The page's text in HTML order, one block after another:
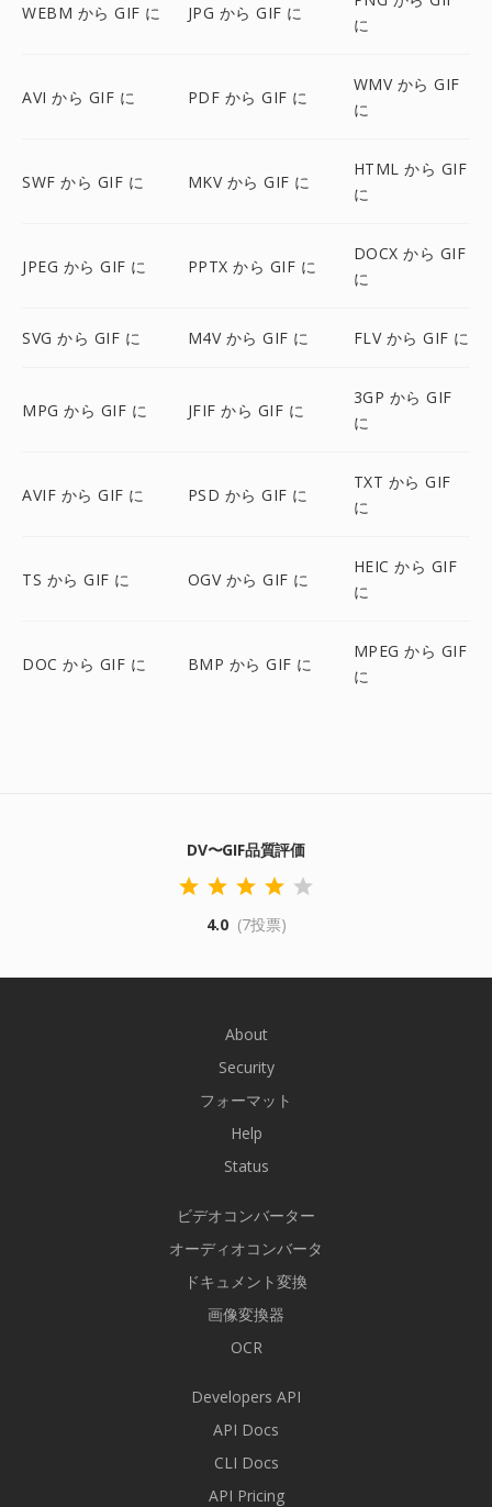
WEBM から GIF に JPG から GIF に
に
AVI から GIF に PDF から GIF に
WMV から GIF
に
SWF から GIF に MKV から GIF に
HTML から GIF
に
JPEG から GIF に PPTX から GIF に
DOCX から GIF
に
SVG から GIF に M4V から GIF に FLV から GIF に
MPG から GIF に JFIF から GIF に
3GP から GIF
に
AVIF から GIF に PSD から GIF に
TXT から GIF
に
TS から GIF に OGV から GIF に
HEIC から GIF
に
DOC から GIF に BMP から GIF に
MPEG から GIF
に
DV〜GIF品質評価
4.0 (7投票)
About
Security
フォーマット
Help
Status
ビデオコンバーター
オーディオコンバータ
ドキュメント変換
画像変換器
OCR
Developers API
API Docs
CLI Docs
API Pricing